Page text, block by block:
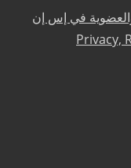
في إس إن
Privacy,